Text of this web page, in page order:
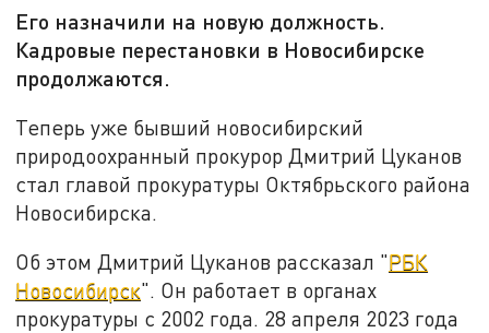
Его назначили на новую должность.
Кадровые перестановки в Новосибирске
продолжаются.
Теперь уже бывший новосибирский
природоохранный прокурор Дмитрий Цуканов
стал главой прокуратуры Октябрьского района
Новосибирска.
Об этом Дмитрий Цуканов рассказал "РБК
Новосибирск". Он работает в органах
прокуратуры с 2002 года. 28 апреля 2023 года